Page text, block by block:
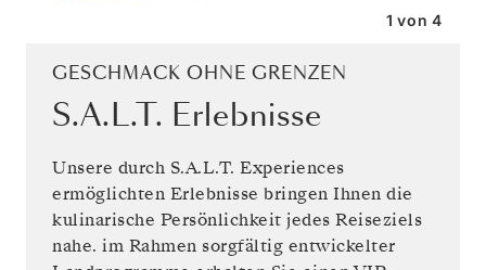
1 von 4
GESCHMACK OHNE GRENZEN
S.A.L.T. Erlebnisse
Unsere durch S.A.L.T. Experiences
ermöglichten Erlebnisse bringen Ihnen die
kulinarische Persönlichkeit jedes Reiseziels
nahe. im Rahmen sorgfältig entwickelter